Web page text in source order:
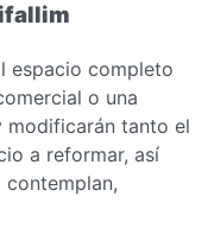
espacio completo
o una
modificarán tanto el
a reformar, así